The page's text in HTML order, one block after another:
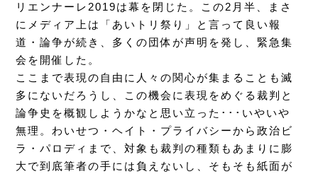
リエンナーレ2019は幕を閉じた。この2月半、まさ
にメディア上は「あいトリ祭り」と言って良い報
道・論争が続き、多くの団体が声明を発し、緊急集
会を開催した。
ここまで表現の自由に人々の関心が集まることも滅
多にないだろうし、この機会に表現をめぐる裁判と
論争史を概観しようかなと思い立った･･･いやいや
無理。わいせつ・ヘイト・プライバシーから政治ビ
ラ・パロディまで、対象も裁判の種類もあまりに膨
大で到底筆者の手には負えないし、そもそも紙面が